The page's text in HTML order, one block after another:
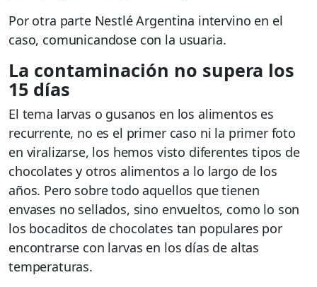
Por otra parte Nestlé Argentina intervino en el
caso, comunicandose con la usuaria.
La contaminación no supera los
15 días
El tema larvas o gusanos en los alimentos es
recurrente, no es el primer caso ni la primer foto
en viralizarse, los hemos visto diferentes tipos de
chocolates y otros alimentos a lo largo de los
años. Pero sobre todo aquellos que tienen
envases no sellados, sino envueltos, como lo son
los bocaditos de chocolates tan populares por
encontrarse con larvas en los días de altas
temperaturas.